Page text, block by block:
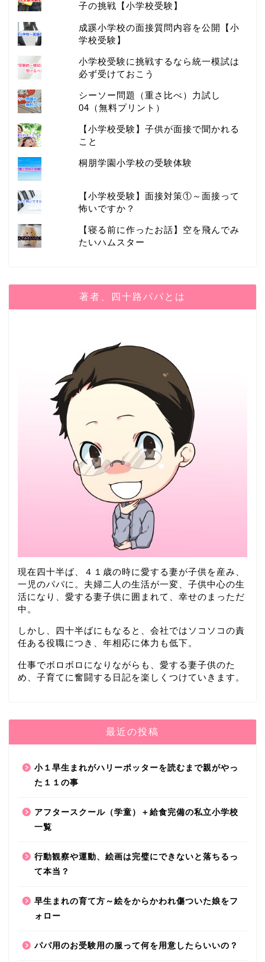
子の挑戦【小学校受験】
成蹊小学校の面接質問内容を公開【小
学校受験】
小学校受験に挑戦するなら統一模試は
必ず受けておこう
シーソー問題（重さ比べ）力試し
04（無料プリント）
【小学校受験】子供が面接で聞かれる
こと
桐朋学園小学校の受験体験
【小学校受験】面接対策①～面接って
怖いですか？
【寝る前に作ったお話】空を飛んでみ
たいハムスター
著者、四十路パパとは
現在四十半ば、４１歳の時に愛する妻が子供を産み、
一児のパパに。夫婦二人の生活が一変、子供中心の生
活になり、愛する妻子供に囲まれて、幸せのまっただ
中。
しかし、四十半ばにもなると、会社ではソコソコの責
任ある役職につき、年相応に体力も低下。
仕事でボロボロになりながらも、愛する妻子供のた
め、子育てに奮闘する日記を楽しくつけていきます。
最近の投稿
小１早生まれがハリーポッターを読むまで親がやっ
た１１の事
アフタースクール（学童）＋給食完備の私立小学校
一覧
行動観察や運動、絵画は完璧にできないと落ちるっ
て本当？
早生まれの育て方～絵をからかわれ傷ついた娘をフ
ォロー
パパ用のお受験用の服って何を用意したらいいの？